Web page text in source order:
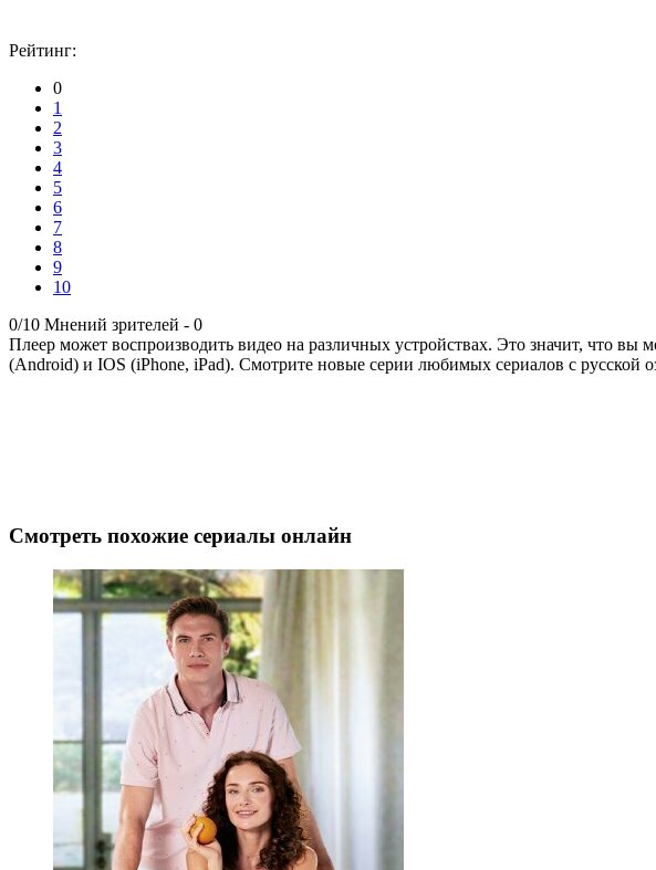
Рейтинг:
0
1
2
3
4
5
6
7
8
9
10
0/10 Мнений зрителей - 0
Плеер может воспроизводить видео на различных устройствах. Это значит, что вы
(Android) и IOS (iPhone, iPad). Смотрите новые серии любимых сериалов с русской
Смотреть похожие сериалы онлайн